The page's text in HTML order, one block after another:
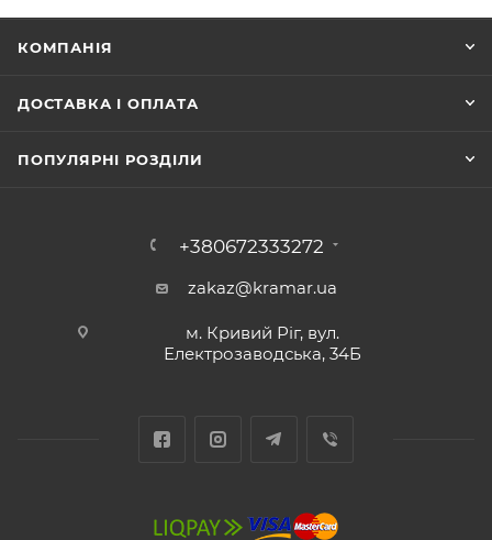
КОМПАНІЯ
ДОСТАВКА І ОПЛАТА
ПОПУЛЯРНІ РОЗДІЛИ
+380672333272
zakaz@kramar.ua
м. Кривий Ріг, вул.
Електрозаводська, 34Б